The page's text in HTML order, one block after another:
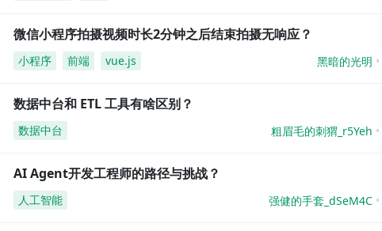
微信小程序拍摄视频时长2分钟之后结束拍摄无响应？
小程序 前端 vue.js 黑暗的光明
数据中台和 ETL 工具有啥区别？
数据中台 粗眉毛的刺猬_r5Yeh
AI Agent开发工程师的路径与挑战？
人工智能 强健的手套_dSeM4C